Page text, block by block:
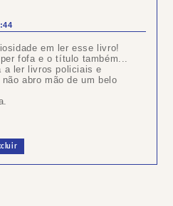
em ler esse livro!
fofa e o título também...
a ler livros policiais e
abro mão de um belo